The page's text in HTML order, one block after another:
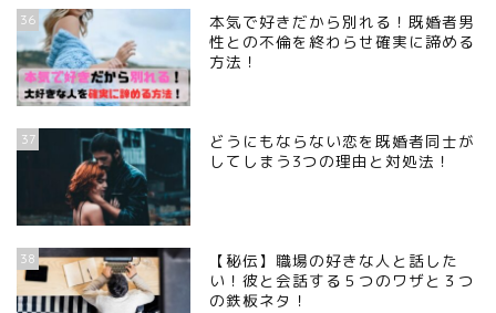
36
本気で好きだから別れる！既婚者男
性との不倫を終わらせ確実に諦める
方法！
37
どうにもならない恋を既婚者同士が
してしまう3つの理由と対処法！
38
【秘伝】職場の好きな人と話した
い！彼と会話する５つのワザと３つ
の鉄板ネタ！